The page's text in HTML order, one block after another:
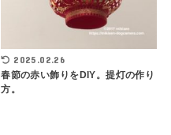
2025.02.26
春節の赤い飾りをDIY。提灯の作り
方。